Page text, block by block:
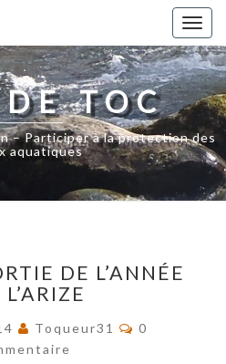
TOC
– Participer à la protection des
aquatiques
SORTIE
DE
SUR
L’ARIZE
DE L’ANNÉE
Toqueur31
0